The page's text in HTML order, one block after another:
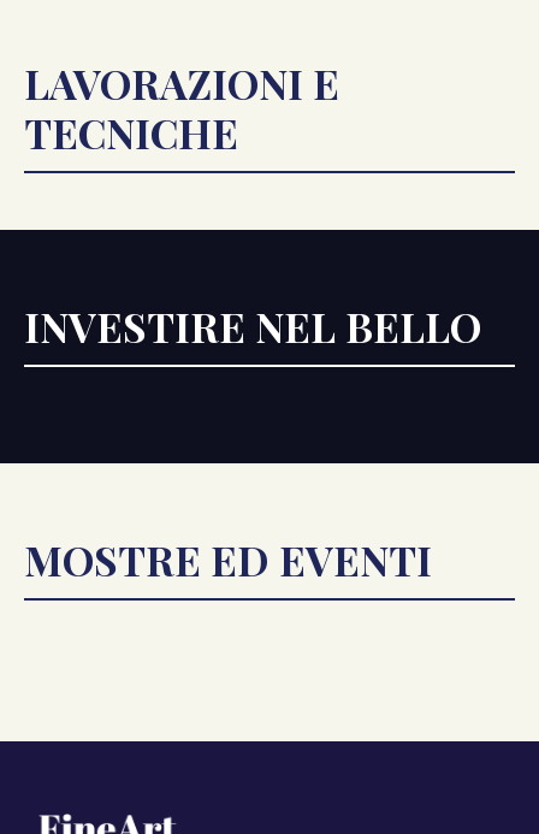
LAVORAZIONI E
TECNICHE
INVESTIRE NEL BELLO
MOSTRE ED EVENTI